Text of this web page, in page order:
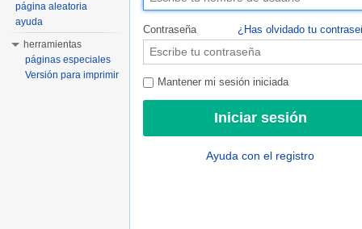
Contraseña ¿Has olvidado tu
Mantener mi sesión iniciada
Ayuda con el registro
página aleatoria
ayuda
herramientas
páginas especiales
Versión para imprimir